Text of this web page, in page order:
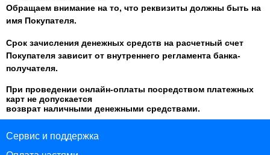
Обращаем внимание на то, что реквизиты должны быть на
имя Покупателя.
Срок зачисления денежных средств на расчетный счет
Покупателя зависит от внутреннего регламента банка-
получателя.
При проведении онлайн-оплаты посредством платежных
карт не допускается
возврат наличными денежными средствами.
Сервис и поддержка